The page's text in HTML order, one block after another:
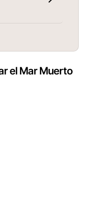
el Mar Muerto